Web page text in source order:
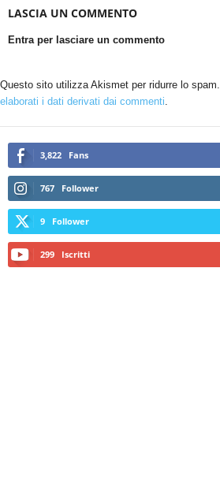
LASCIA UN COMMENTO
Entra per lasciare un commento
Questo sito utilizza Akismet per ridurre lo spam.
elaborati i dati derivati dai commenti.
3,822 Fans
767 Follower
9 Follower
299 Iscritti